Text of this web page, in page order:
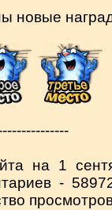
новые
на 1
-